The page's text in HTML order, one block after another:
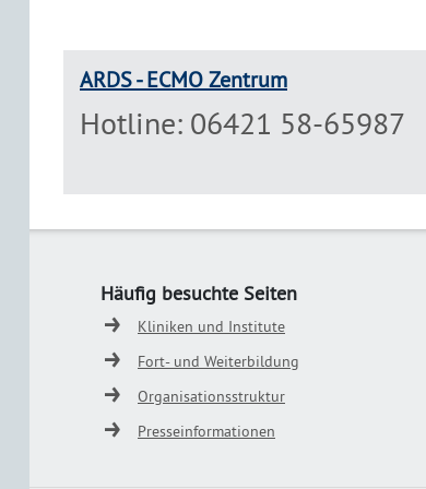
ARDS - ECMO Zentrum
Hotline: 06421 58-65987
Häufig besuchte Seiten
Kliniken und Institute
Fort- und Weiterbildung
Organisationsstruktur
Presseinformationen